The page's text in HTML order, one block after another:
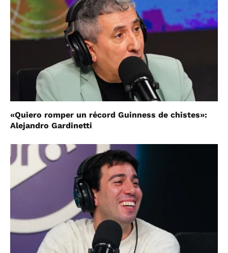
«Quiero romper un récord Guinness de chistes»:
Alejandro Gardinetti